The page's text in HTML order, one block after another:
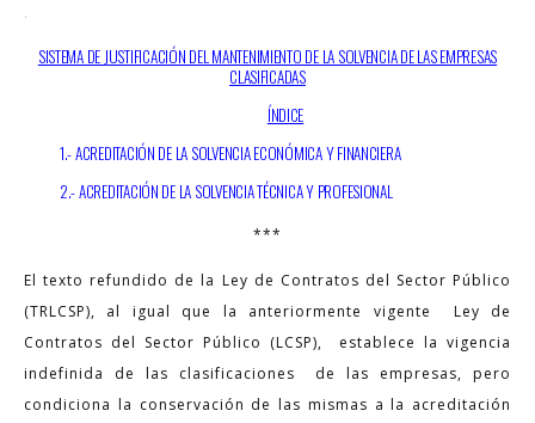
.
SISTEMA DE JUSTIFICACIÓN DEL MANTENIMIENTO DE LA SOLVENCIA DE LAS EMPRESAS
CLASIFICADAS
ÍNDICE
1.- ACREDITACIÓN DE LA SOLVENCIA ECONÓMICA Y FINANCIERA
2.- ACREDITACIÓN DE LA SOLVENCIA TÉCNICA Y PROFESIONAL
***
El texto refundido de la Ley de Contratos del Sector Público
(TRLCSP), al igual que la anteriormente vigente Ley de
Contratos del Sector Público (LCSP), establece la vigencia
indefinida de las clasificaciones de las empresas, pero
condiciona la conservación de las mismas a la acreditación